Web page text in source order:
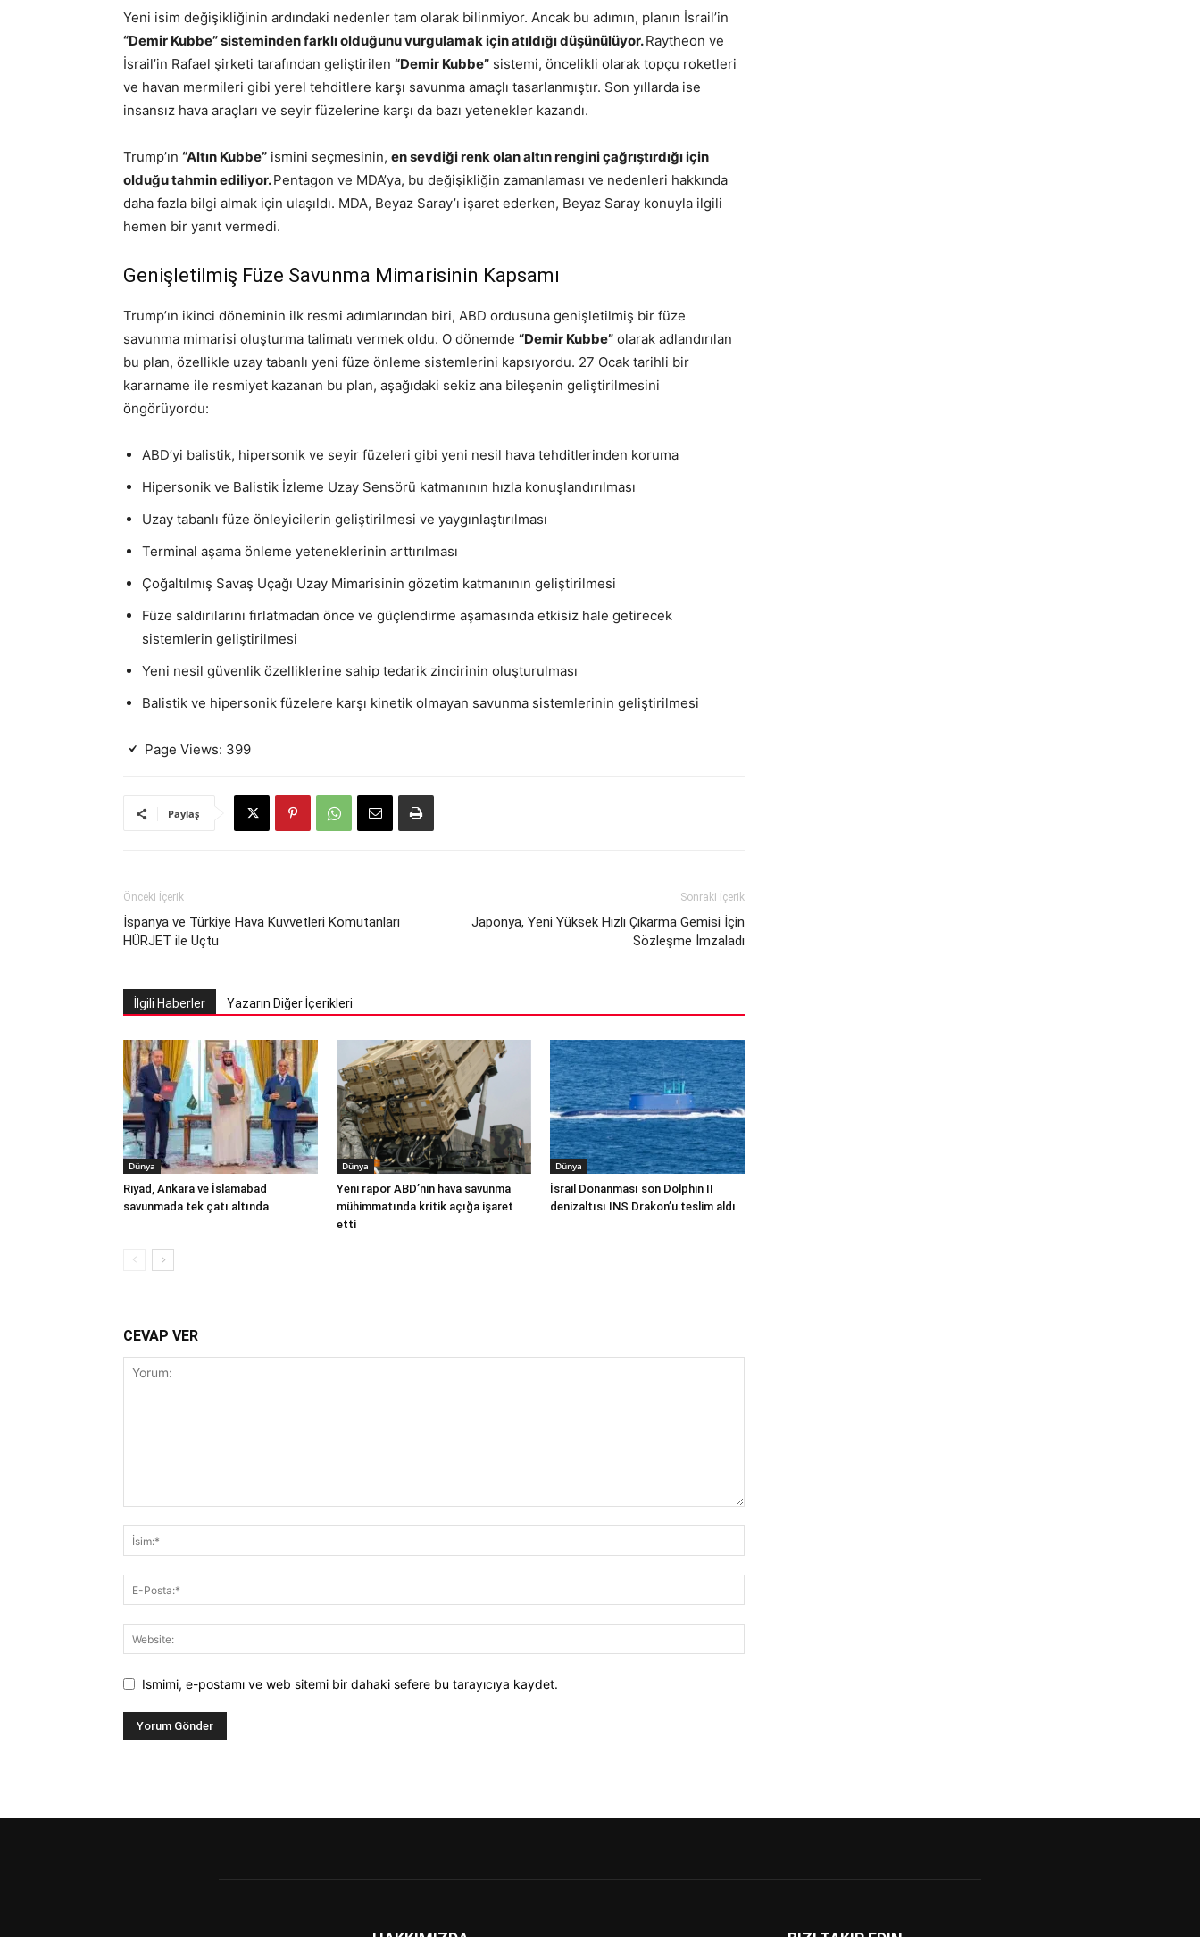
Yeni isim değişikliğinin ardındaki nedenler tam olarak bilinmiyor. Ancak bu adımın, planın İsrail’in
“Demir Kubbe” sisteminden farklı olduğunu vurgulamak için atıldığı düşünülüyor.Raytheon ve
İsrail’in Rafael şirketi tarafından geliştirilen “Demir Kubbe” sistemi, öncelikli olarak topçu roketleri
ve havan mermileri gibi yerel tehditlere karşı savunma amaçlı tasarlanmıştır. Son yıllarda ise
insansız hava araçları ve seyir füzelerine karşı da bazı yetenekler kazandı.
Trump’ın “Altın Kubbe” ismini seçmesinin, en sevdiği renk olan altın rengini çağrıştırdığı için
olduğu tahmin ediliyor.Pentagon ve MDA’ya, bu değişikliğin zamanlaması ve nedenleri hakkında
daha fazla bilgi almak için ulaşıldı. MDA, Beyaz Saray’ı işaret ederken, Beyaz Saray konuyla ilgili
hemen bir yanıt vermedi.
Genişletilmiş Füze Savunma Mimarisinin Kapsamı
Trump’ın ikinci döneminin ilk resmi adımlarından biri, ABD ordusuna genişletilmiş bir füze
savunma mimarisi oluşturma talimatı vermek oldu. O dönemde “Demir Kubbe” olarak adlandırılan
bu plan, özellikle uzay tabanlı yeni füze önleme sistemlerini kapsıyordu. 27 Ocak tarihli bir
kararname ile resmiyet kazanan bu plan, aşağıdaki sekiz ana bileşenin geliştirilmesini
öngörüyordu:
ABD’yi balistik, hipersonik ve seyir füzeleri gibi yeni nesil hava tehditlerinden koruma
Hipersonik ve Balistik İzleme Uzay Sensörü katmanının hızla konuşlandırılması
Uzay tabanlı füze önleyicilerin geliştirilmesi ve yaygınlaştırılması
Terminal aşama önleme yeteneklerinin arttırılması
Çoğaltılmış Savaş Uçağı Uzay Mimarisinin gözetim katmanının geliştirilmesi
Füze saldırılarını fırlatmadan önce ve güçlendirme aşamasında etkisiz hale getirecek
sistemlerin geliştirilmesi
Yeni nesil güvenlik özelliklerine sahip tedarik zincirinin oluşturulması
Balistik ve hipersonik füzelere karşı kinetik olmayan savunma sistemlerinin geliştirilmesi
Page Views: 399
Paylaş
Önceki İçerik
İspanya ve Türkiye Hava Kuvvetleri Komutanları
HÜRJET ile Uçtu
Sonraki İçerik
Japonya, Yeni Yüksek Hızlı Çıkarma Gemisi İçin
Sözleşme İmzaladı
İlgili Haberler Yazarın Diğer İçerikleri
Dünya
Riyad, Ankara ve İslamabad
savunmada tek çatı altında
Dünya
Yeni rapor ABD’nin hava savunma
mühimmatında kritik açığa işaret
etti
Dünya
İsrail Donanması son Dolphin II
denizaltısı INS Drakon’u teslim aldı
CEVAP VER
Ismimi, e-postamı ve web sitemi bir dahaki sefere bu tarayıcıya kaydet.